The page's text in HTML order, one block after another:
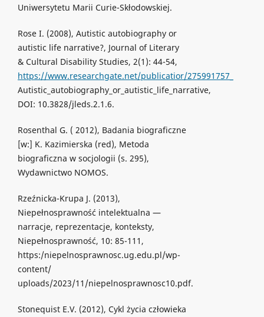
Uniwersytetu Marii Curie-Skłodowskiej.
Rose I. (2008), Autistic autobiography or
autistic life narrative?, Journal of Literary
& Cultural Disability Studies, 2(1): 44-54,
https://www.researchgate.net/publicatior/275991757_
Autistic_autobiography_or_autistic_life_narrative,
DOI: 10.3828/jleds.2.1.6.
Rosenthal G. ( 2012), Badania biograficzne
[w:] K. Kazimierska (red), Metoda
biograficzna w socjologii (s. 295),
Wydawnictwo NOMOS.
Rzeźnicka-Krupa J. (2013),
Niepełnosprawność intelektualna —
narracje, reprezentacje, konteksty,
Niepełnosprawność, 10: 85-111,
https:/niepelnosprawnosc.ug.edu.pl/wp-
content/
uploads/2023/11/niepelnosprawnosc10.pdf.
Stonequist E.V. (2012), Cykl życia człowieka